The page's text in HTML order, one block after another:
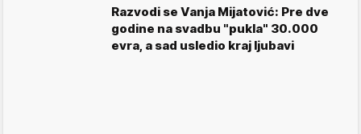
Razvodi se Vanja Mijatović: Pre dve
godine na svadbu "pukla" 30.000
evra, a sad usledio kraj ljubavi